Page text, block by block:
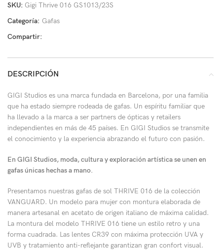
SKU: Gigi Thrive 016 GS1013/23S
Categoría: Gafas
Compartir:
DESCRIPCIÓN
GIGI Studios es una marca fundada en Barcelona, por una familia
que ha estado siempre rodeada de gafas. Un espíritu familiar que
ha llevado a la marca a ser partners de ópticas y retailers
independientes en más de 45 países. En GIGI Studios se transmite
el conocimiento y la experiencia abrazando el futuro con pasión.
En GIGI Studios, moda, cultura y exploración artística se unen en
gafas únicas hechas a mano.
Presentamos nuestras gafas de sol THRIVE 016 de la colección
VANGUARD. Un modelo para mujer con montura elaborada de
manera artesanal en acetato de origen italiano de máxima calidad.
La montura del modelo THRIVE 016 tiene un estilo retro y una
forma cuadrada. Las lentes CR39 con máxima protección UVA y
UVB y tratamiento anti-reflejante garantizan gran confort visual.